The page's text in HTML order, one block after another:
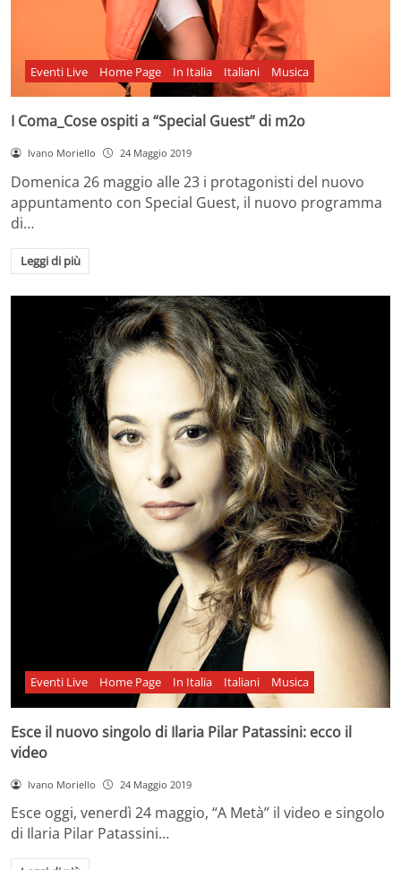
Eventi Live Home Page In Italia Italiani Musica
I Coma_Cose ospiti a “Special Guest” di m2o
Ivano Moriello 24 Maggio 2019
Domenica 26 maggio alle 23 i protagonisti del nuovo
appuntamento con Special Guest, il nuovo programma
di…
Leggi di più
Eventi Live Home Page In Italia Italiani Musica
Esce il nuovo singolo di Ilaria Pilar Patassini: ecco il
video
Ivano Moriello 24 Maggio 2019
Esce oggi, venerdì 24 maggio, “A Metà” il video e singolo
di Ilaria Pilar Patassini…